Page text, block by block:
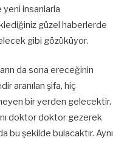
insanlarla
güzel haberlerde
gibi gözüküyor.
da sona ereceğinin
aranılan şifa, hiç
bir yerden gelecektir.
doktor doktor gezerek
bu şekilde bulacaktır. Aynı